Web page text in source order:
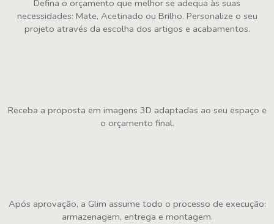
Defina o orçamento que melhor se adequa às suas
necessidades: Mate, Acetinado ou Brilho. Personalize o seu
projeto através da escolha dos artigos e acabamentos.
Receba a proposta em imagens 3D adaptadas ao seu espaço e
o orçamento final.
Após aprovação, a Glim assume todo o processo de execução:
armazenagem, entrega e montagem.